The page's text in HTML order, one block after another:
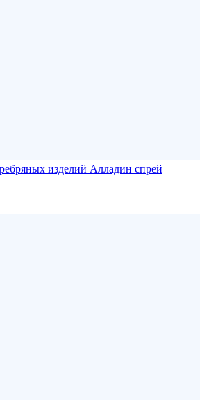
изделий Алладин спрей